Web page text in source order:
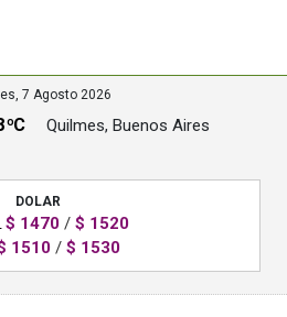
7 Agosto 2026
ºC Quilmes, Buenos Aires
DOLAR
$ 1470 / $ 1520
1510 / $ 1530